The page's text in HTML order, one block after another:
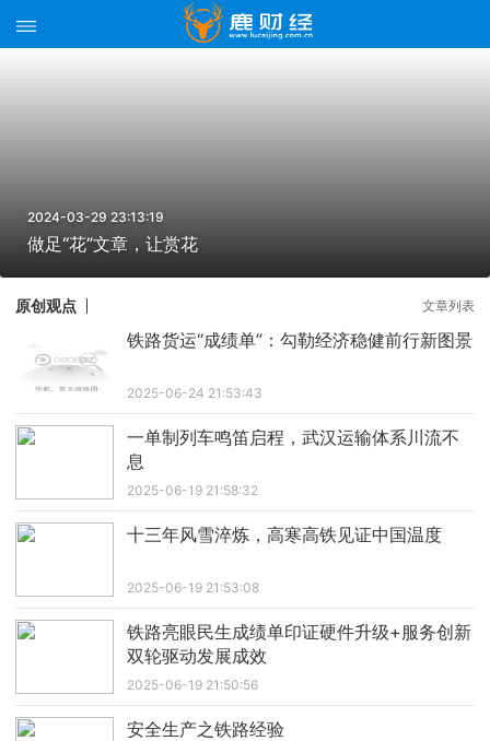
2024-03-29 23:13:19
做足“花”文章，让赏花
原创观点 文章列表
铁路货运“成绩单”：勾勒经济稳健前行新图景
2025-06-24 21:53:43
一单制列车鸣笛启程，武汉运输体系川流不
息
2025-06-19 21:58:32
十三年风雪淬炼，高寒高铁见证中国温度
2025-06-19 21:53:08
铁路亮眼民生成绩单印证硬件升级+服务创新
双轮驱动发展成效
2025-06-19 21:50:56
安全生产之铁路经验